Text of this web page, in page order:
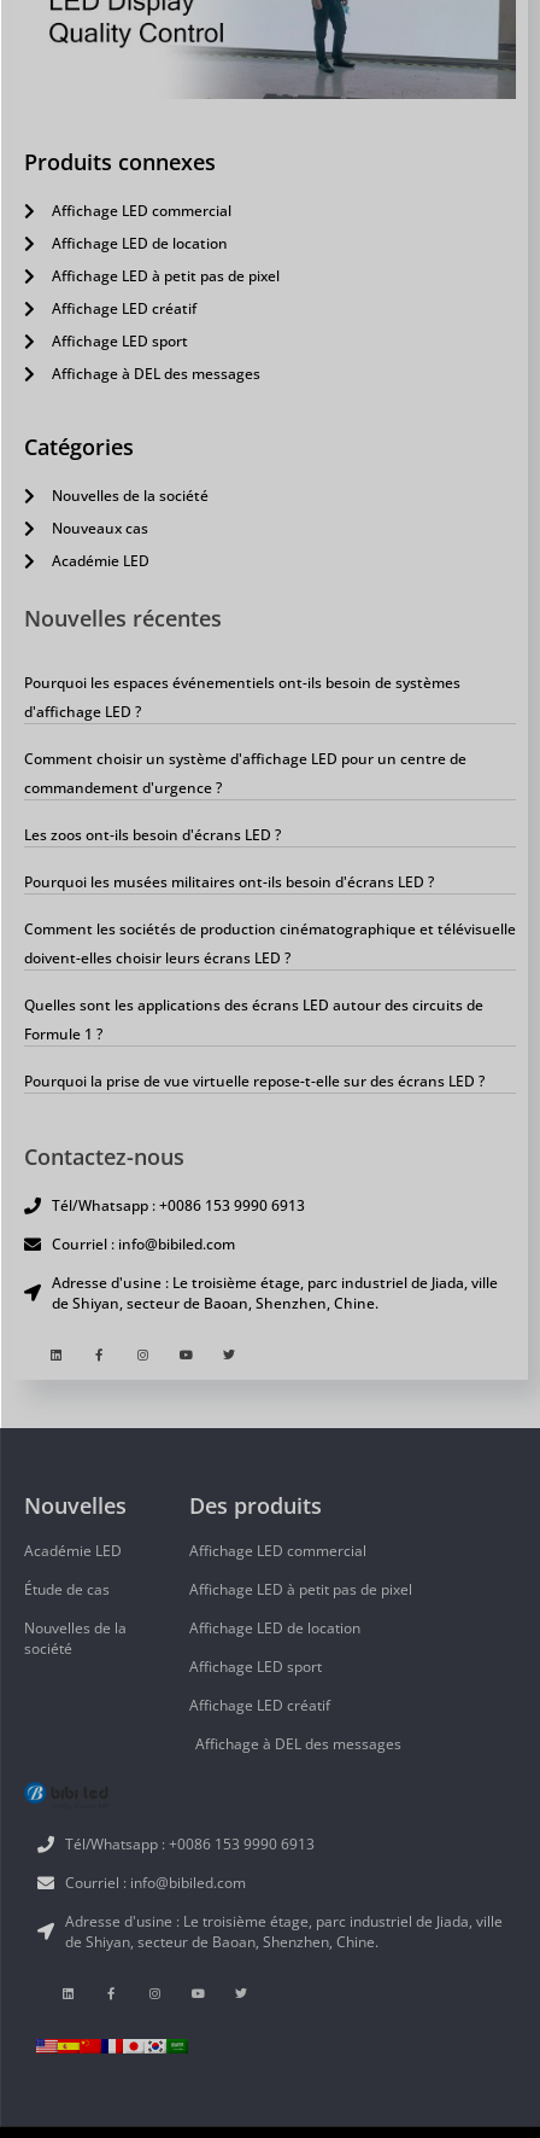
Produits connexes
Affichage LED commercial
Affichage LED de location
Affichage LED à petit pas de pixel
Affichage LED créatif
Affichage LED sport
Affichage à DEL des messages
Catégories
Nouvelles de la société
Nouveaux cas
Académie LED
Nouvelles récentes
Pourquoi les espaces événementiels ont-ils besoin de systèmes
d'affichage LED ?
Comment choisir un système d'affichage LED pour un centre de
commandement d'urgence ?
Les zoos ont-ils besoin d'écrans LED ?
Pourquoi les musées militaires ont-ils besoin d'écrans LED ?
Comment les sociétés de production cinématographique et télévisuelle
doivent-elles choisir leurs écrans LED ?
Quelles sont les applications des écrans LED autour des circuits de
Formule 1 ?
Pourquoi la prise de vue virtuelle repose-t-elle sur des écrans LED ?
Contactez-nous
Tél/Whatsapp : +0086 153 9990 6913
Courriel : info@bibiled.com
Adresse d'usine : Le troisième étage, parc industriel de Jiada, ville
de Shiyan, secteur de Baoan, Shenzhen, Chine.
Tél/Whatsapp : +0086 153 9990 6913
Courriel : info@bibiled.com
Adresse d'usine : Le troisième étage, parc industriel de Jiada, ville
de Shiyan, secteur de Baoan, Shenzhen, Chine.
Des produits
Affichage LED commercial
Affichage LED à petit pas de pixel
Affichage LED de location
Affichage LED sport
Affichage LED créatif
Affichage à DEL des messages
Nouvelles
Académie LED
Étude de cas
Nouvelles de la
société